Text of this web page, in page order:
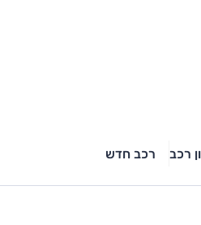
רכב רכב חדש